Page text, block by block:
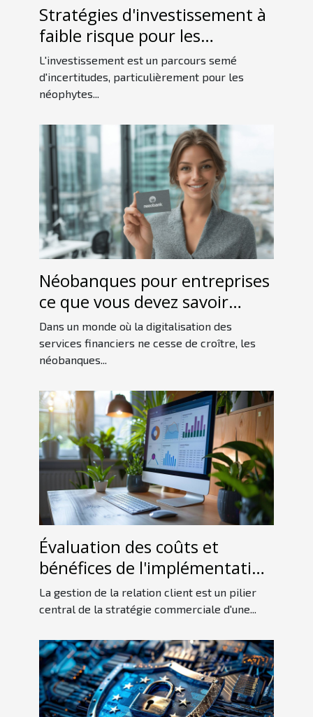
Stratégies d'investissement à
faible risque pour les
débutants en 2023
L'investissement est un parcours semé
d'incertitudes, particulièrement pour les
néophytes...
Néobanques pour entreprises
ce que vous devez savoir
avant de choisir
Dans un monde où la digitalisation des
services financiers ne cesse de croître, les
néobanques...
Évaluation des coûts et
bénéfices de l'implémentation
d'un CRM dans votre
entreprise
La gestion de la relation client est un pilier
central de la stratégie commerciale d'une...